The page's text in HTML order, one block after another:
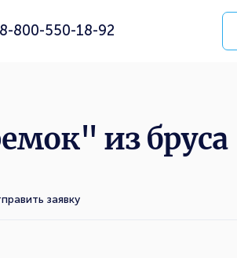
8-800-550-18-92
из бруса
заявку